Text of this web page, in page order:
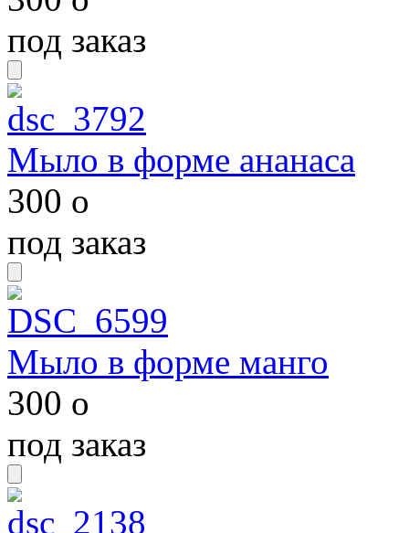
под заказ
Мыло в форме ананаса
300 o
под заказ
Мыло в форме манго
300 o
под заказ